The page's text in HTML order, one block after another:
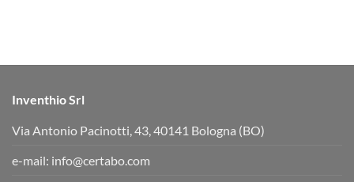
Inventhio Srl
Via Antonio Pacinotti, 43, 40141 Bologna (BO)
e-mail: info@certabo.com